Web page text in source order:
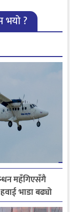
भयो ?
महँगिएसँगै
भाडा बढ्यो